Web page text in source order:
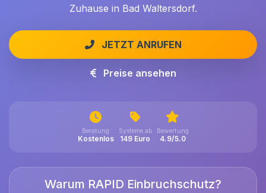
Zuhause in Bad Waltersdorf.
JETZT ANRUFEN
Preise ansehen
Beratung
Kostenlos
Systeme ab
149 Euro
Bewertung
4.9/5.0
Warum RAPID Einbruchschutz?